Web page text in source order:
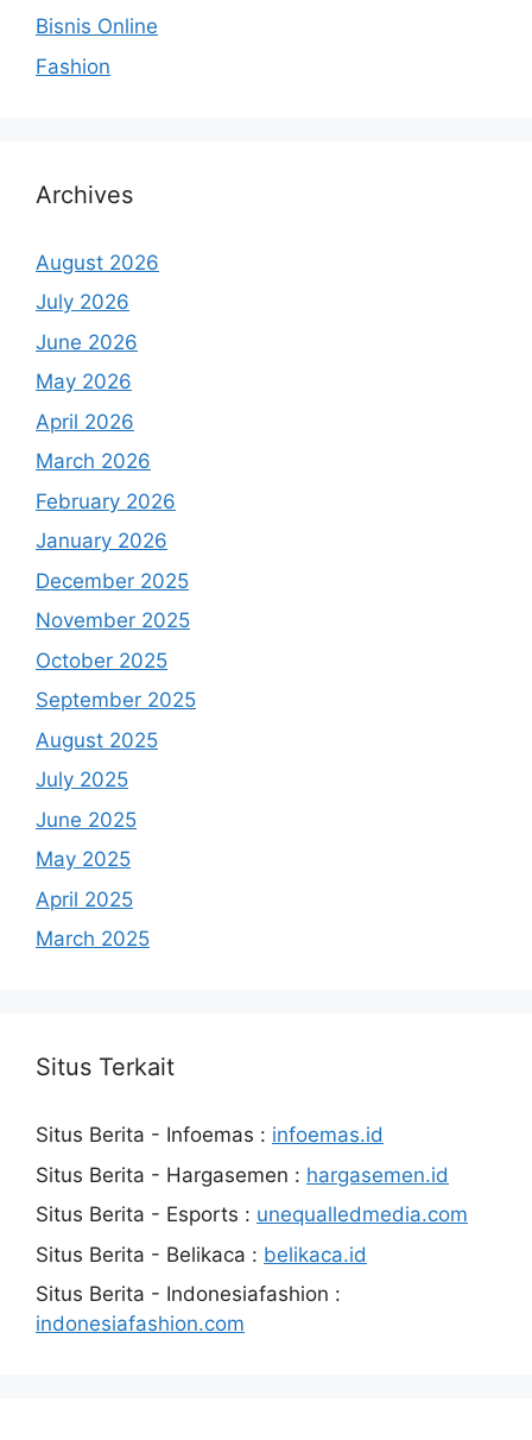
Bisnis Online
Fashion
Archives
August 2026
July 2026
June 2026
May 2026
April 2026
March 2026
February 2026
January 2026
December 2025
November 2025
October 2025
September 2025
August 2025
July 2025
June 2025
May 2025
April 2025
March 2025
Situs Terkait
Situs Berita - Infoemas : infoemas.id
Situs Berita - Hargasemen : hargasemen.id
Situs Berita - Esports : unequalledmedia.com
Situs Berita - Belikaca : belikaca.id
Situs Berita - Indonesiafashion :
indonesiafashion.com